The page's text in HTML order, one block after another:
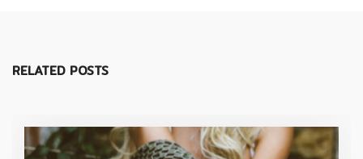
RELATED POSTS